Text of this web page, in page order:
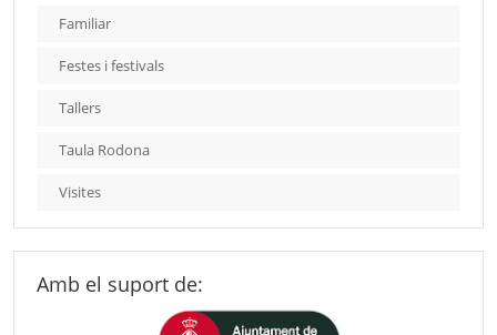
Familiar
Festes i festivals
Tallers
Taula Rodona
Visites
Amb el suport de: